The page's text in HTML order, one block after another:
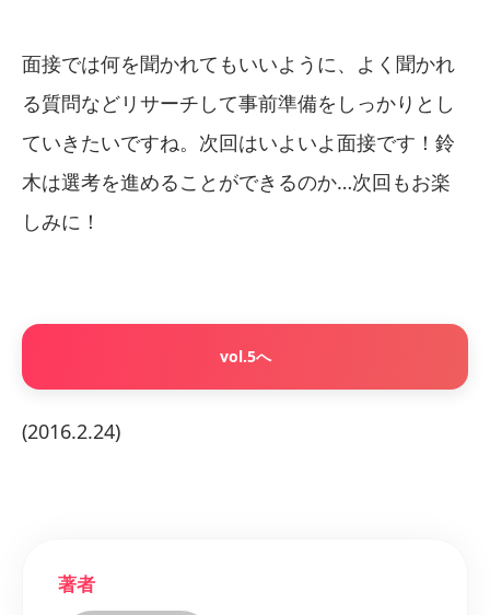
面接では何を聞かれてもいいように、よく聞かれ
る質問などリサーチして事前準備をしっかりとし
ていきたいですね。次回はいよいよ面接です！鈴
木は選考を進めることができるのか…次回もお楽
しみに！
vol.5へ
(2016.2.24)
著者